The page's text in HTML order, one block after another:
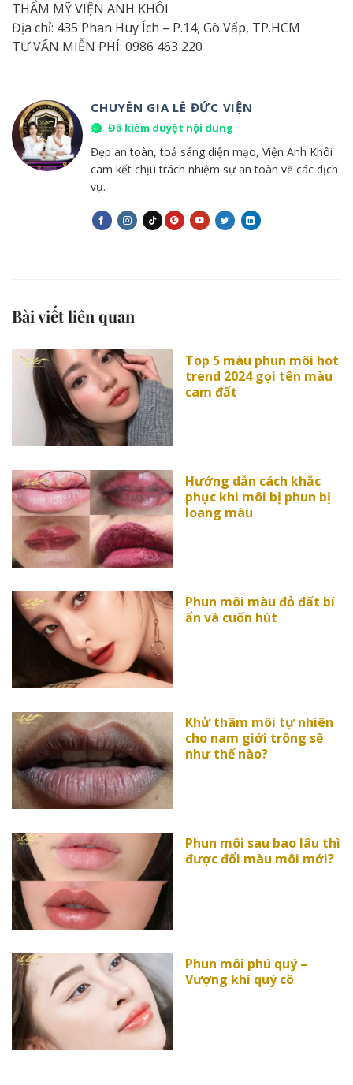
THẨM MỸ VIỆN ANH KHÔI ️
Địa chỉ: 435 Phan Huy Ích – P.14, Gò Vấp, TP.HCM
TƯ VẤN MIỄN PHÍ: 0986 463 220
CHUYÊN GIA LÊ ĐỨC VIỆN
Đã kiểm duyệt nội dung
Đẹp an toàn, toả sáng diện mạo, Viện Anh Khôi
cam kết chịu trách nhiệm sự an toàn về các dịch
vụ.
Bài viết liên quan
Top 5 màu phun môi hot
trend 2024 gọi tên màu
cam đất
Hướng dẫn cách khắc
phục khi môi bị phun bị
loang màu
Phun môi màu đỏ đất bí
ẩn và cuốn hút
Khử thâm môi tự nhiên
cho nam giới trông sẽ
như thế nào?
Phun môi sau bao lâu thì
được đổi màu môi mới?
Phun môi phú quý –
Vượng khí quý cô